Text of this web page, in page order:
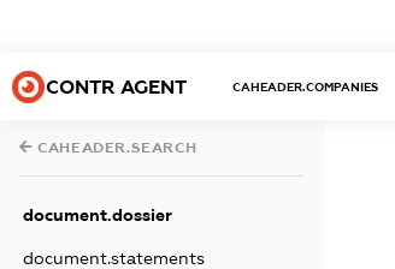
CONTR AGENT CAHEADER.COMPANIES
CAHEADER.SEARCH
document.dossier
document.statements